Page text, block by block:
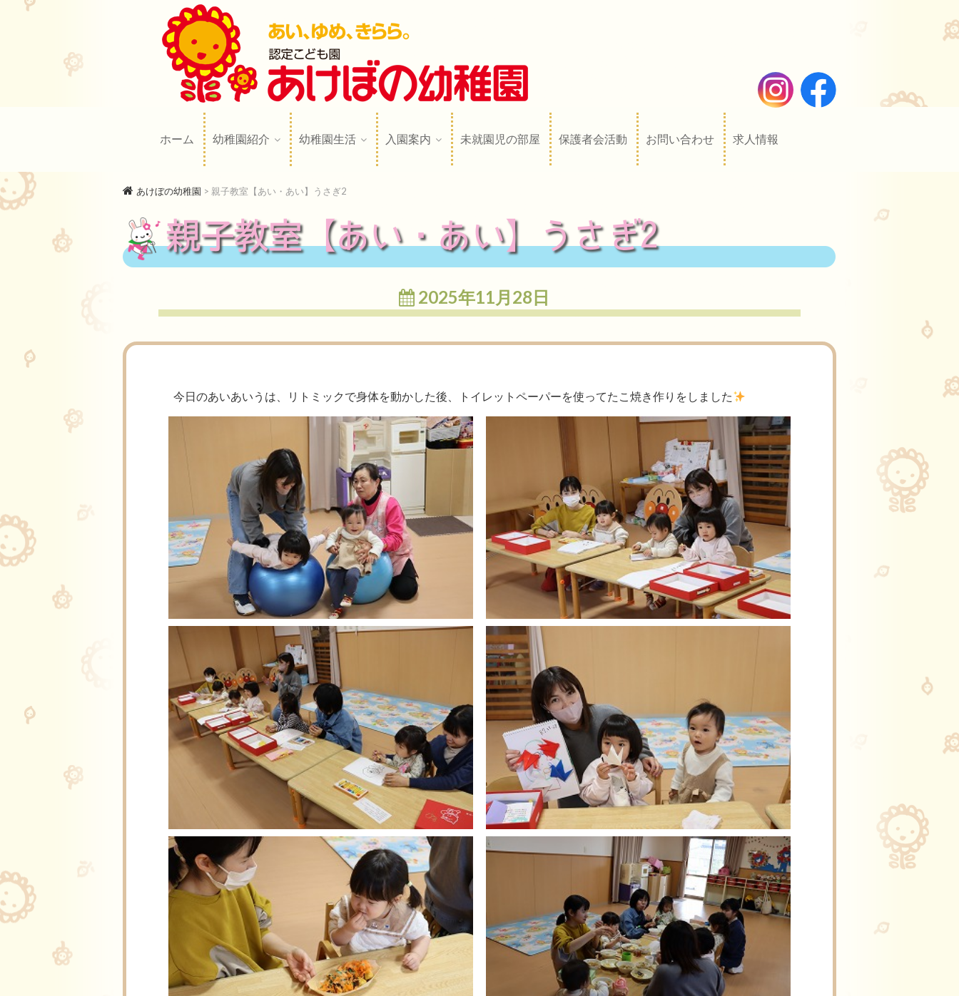
あけぼの幼稚園
ホーム 幼稚園紹介 幼稚園生活 入園案内 未就園児の部屋 保護者会活動 お問い合わせ 求人情報
あけぼの幼稚園 > 親子教室【あい・あい】うさぎ2
親子教室【あい・あい】うさぎ2
2025年11月28日
今日のあいあいうは、リトミックで身体を動かした後、トイレットペーパーを使ってたこ焼き作りをしました